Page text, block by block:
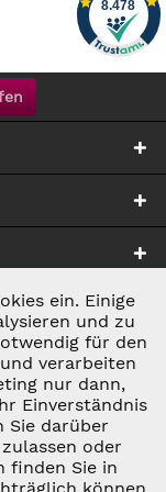
ZZGL.
WENN NICHT
Aktiv
Inaktiv
Inaktiv
ein. Einige
und zu
für den
verarbeiten
nur dann,
Einverständnis
Sie darüber
oder
finden Sie in